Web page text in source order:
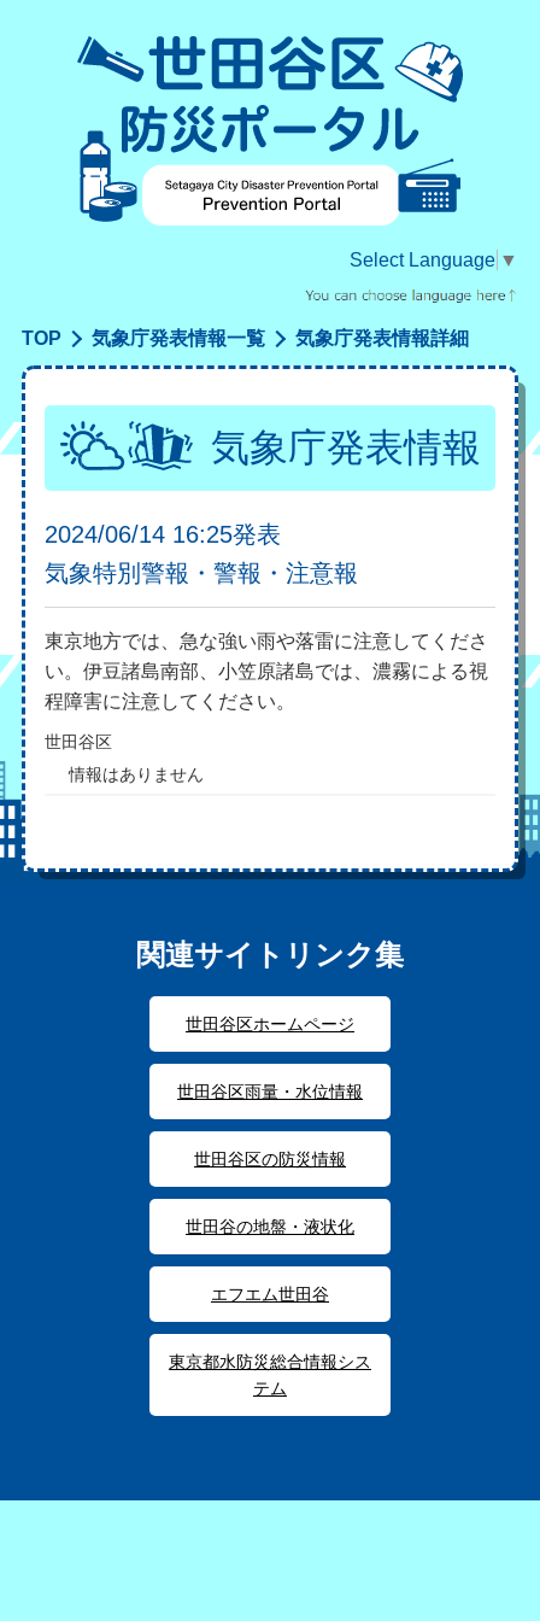
Select Language ▼
ライフライン
GIS 地図情報
知っておきたい！
日常の防災知識
震災編
水害・雪害・土砂災害編
TOP 気象庁発表情報一覧 気象庁発表情報詳細
気象庁発表情報
2024/06/14 16:25発表
気象特別警報・警報・注意報
東京地方では、急な強い雨や落雷に注意してくださ
い。伊豆諸島南部、小笠原諸島では、濃霧による視
程障害に注意してください。
世田谷区
情報はありません
関連サイトリンク集
世田谷区ホームページ
世田谷区雨量・水位情報
世田谷区の防災情報
世田谷の地盤・液状化
エフエム世田谷
東京都水防災総合情報シス
テム